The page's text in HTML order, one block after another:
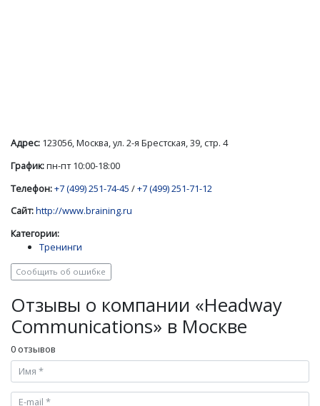
Адрес: 123056, Москва, ул. 2-я Брестская, 39, стр. 4
График:пн-пт 10:00-18:00
Телефон:+7 (499) 251-74-45 /+7 (499) 251-71-12
Сайт:http://www.braining.ru
Категории:
Тренинги
Сообщить об ошибке
Отзывы о компании «Headway
Communications» в Москве
0 отзывов